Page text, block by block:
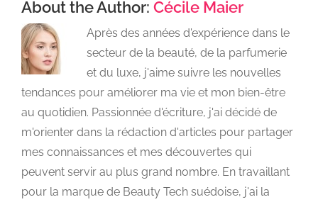
About the Author: Cécile Maier
Après des années d'expérience dans le
secteur de la beauté, de la parfumerie
et du luxe, j'aime suivre les nouvelles
tendances pour améliorer ma vie et mon bien-être
au quotidien. Passionnée d'écriture, j'ai décidé de
m'orienter dans la rédaction d'articles pour partager
mes connaissances et mes découvertes qui
peuvent servir au plus grand nombre. En travaillant
pour la marque de Beauty Tech suédoise, j'ai la